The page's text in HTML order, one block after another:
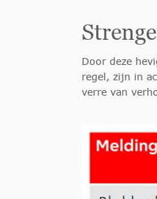
Door deze
regel, zijn in
verre van